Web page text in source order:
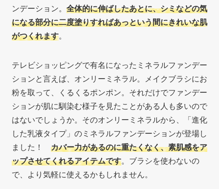
ンデーション。 全体的に伸ばしたあとに、シミなどの気
になる部分に二度塗りすればあっという間にきれいな肌
がつくれます。
テレビショッピングで有名になったミネラルファンデー
ションと言えば、オンリーミネラル。メイクブラシにお
粉を取って、くるくるポンポン。それだけでファンデー
ションが肌に馴染む様子を見たことがある人も多いので
はないでしょうか。そのオンリーミネラルから、「進化
した乳液タイプ」のミネラルファンデーションが登場し
ました！ カバー力があるのに重たくなく、素肌感をア
ップさせてくれるアイテムです。ブラシを使わないの
で、より気軽に使えるかもしれません。